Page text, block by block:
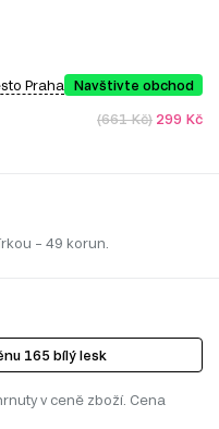
Praha Navštivte obchod
(661 Kč) 299 Kč
– 49 korun.
165 bílý lesk
v ceně zboží. Cena